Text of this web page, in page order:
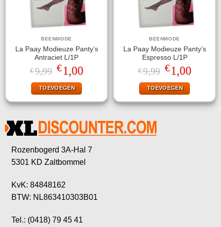
BEENMODE
La Paay Modieuze Panty’s
Antraciet L/1P
€9,99 Oorspronkelijke
prijs
was:
€9,99.
€1,00Huidige
prijs
is:
€1,00.
TOEVOEGEN
BEENMODE
La Paay Modieuze Panty’s
Espresso L/1P
€9,99 Oorspronkelijke
prijs
was:
€9,99.
€1,00Huidige
prijs
is:
€1,00.
TOEVOEGEN
Rozenbogerd 3A-Hal 7
5301 KD Zaltbommel
KvK: 84848162
BTW: NL863410303B01
Tel.: (0418) 79 45 41